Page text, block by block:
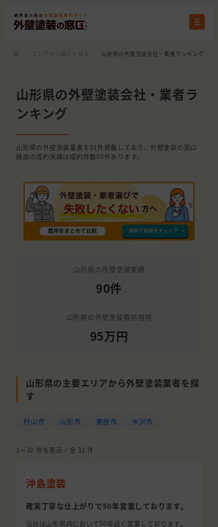
山形県の外壁塗装会社・業者ランキング
山形県の外壁塗装会社・業者ラ
ンキング
山形県の外壁塗装業者を31件掲載しており、外壁塗装の窓口
経由の成約実績は成約件数90件あります。
山形県の外壁塗装実績
90件
山形県の外壁塗装費用相場
95万円
山形県の主要エリアから外壁塗装業者を探
す
村山市 山形市 東根市 米沢市
1〜10 件を表示／全 31 件
沖島塗装
確実丁寧な仕上がりで50年営業しております。
当社は山形県内において50年近く営業しております。